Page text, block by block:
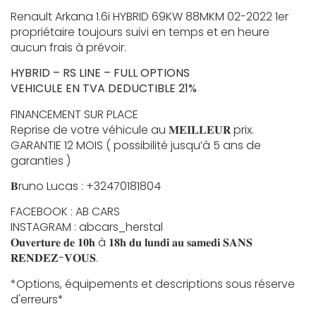
Renault Arkana 1.6i HYBRID 69KW 88MKM 02-2022 1er
propriétaire toujours suivi en temps et en heure
aucun frais à prévoir.
HYBRID – RS LINE – FULL OPTIONS
VEHICULE EN TVA DEDUCTIBLE 21%
FINANCEMENT SUR PLACE
Reprise de votre véhicule au 𝐌𝐄𝐈𝐋𝐋𝐄𝐔𝐑 prix.
GARANTIE 12 MOIS ( possibilité jusqu’à 5 ans de
garanties )
𝐁runo Lucas : +32470181804
FACEBOOK : AB CARS
INSTAGRAM : abcars_herstal
𝐎𝐮𝐯𝐞𝐫𝐭𝐮𝐫𝐞 𝐝𝐞 𝟏𝟎𝐡 à 𝟏𝟖𝐡 𝐝𝐮 𝐥𝐮𝐧𝐝𝐢 𝐚𝐮 𝐬𝐚𝐦𝐞𝐝𝐢 𝐒𝐀𝐍𝐒
𝐑𝐄𝐍𝐃𝐄𝐙-𝐕𝐎𝐔𝐒.
*Options, équipements et descriptions sous réserve
d'erreurs*